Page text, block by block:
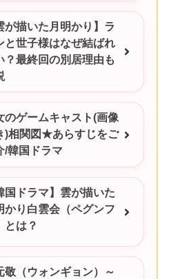
が描いた月明かり】ラ
と世子様はなぜ結ばれ
？最終回の別居理由も
のゲームキャスト(画像
)相関図★あらすじをご
/韓国ドラマ
国ドラマ】雲が描いた
かり白雲会（ペグンフ
とは？
敬（ウォンギョン）～